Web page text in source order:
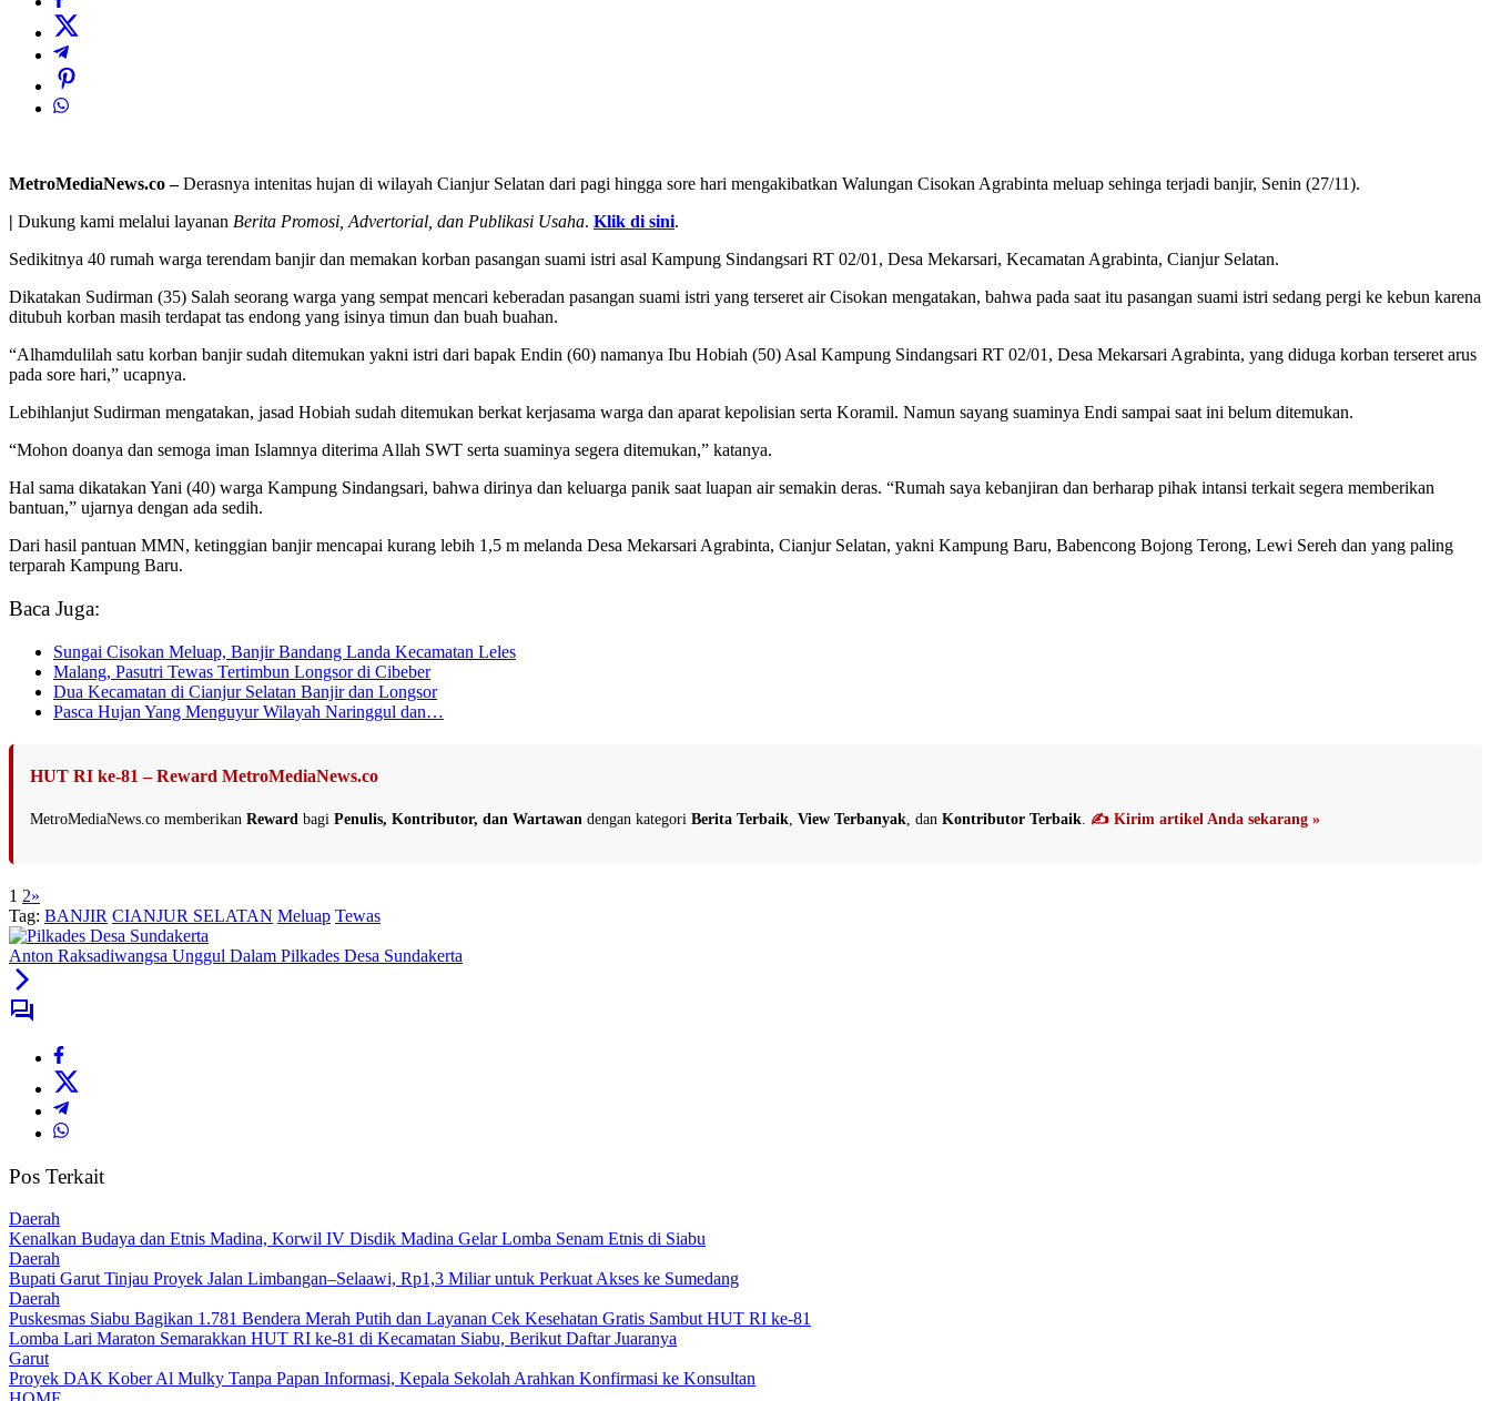
MetroMediaNews.co –Derasnya intenitas hujan di wilayah Cianjur Selatan dari pagi hingga sore hari mengakibatkan Walungan Cisokan Agrabinta meluap sehinga terjadi banjir, Senin (27/11).
| Dukung kami melalui layanan Berita Promosi, Advertorial, dan Publikasi Usaha. Klik di sini.
Sedikitnya 40 rumah warga terendam banjir dan memakan korban pasangan suami istri asal Kampung Sindangsari RT 02/01, Desa Mekarsari, Kecamatan Agrabinta, Cianjur Selatan.
Dikatakan Sudirman (35) Salah seorang warga yang sempat mencari keberadan pasangan suami istri yang terseret air Cisokan mengatakan, bahwa pada saat itu pasangan suami istri sedang pergi ke kebun karena
ditubuh korban masih terdapat tas endong yang isinya timun dan buah buahan.
“Alhamdulilah satu korban banjir sudah ditemukan yakni istri dari bapak Endin (60) namanya Ibu Hobiah (50) Asal Kampung Sindangsari RT 02/01, Desa Mekarsari Agrabinta, yang diduga korban terseret arus
pada sore hari,” ucapnya.
Lebihlanjut Sudirman mengatakan, jasad Hobiah sudah ditemukan berkat kerjasama warga dan aparat kepolisian serta Koramil. Namun sayang suaminya Endi sampai saat ini belum ditemukan.
“Mohon doanya dan semoga iman Islamnya diterima Allah SWT serta suaminya segera ditemukan,” katanya.
Hal sama dikatakan Yani (40) warga Kampung Sindangsari, bahwa dirinya dan keluarga panik saat luapan air semakin deras. “Rumah saya kebanjiran dan berharap pihak intansi terkait segera memberikan
bantuan,” ujarnya dengan ada sedih.
Dari hasil pantuan MMN, ketinggian banjir mencapai kurang lebih 1,5 m melanda Desa Mekarsari Agrabinta, Cianjur Selatan, yakni Kampung Baru, Babencong Bojong Terong, Lewi Sereh dan yang paling
terparah Kampung Baru.
Baca Juga:
Sungai Cisokan Meluap, Banjir Bandang Landa Kecamatan Leles
Malang, Pasutri Tewas Tertimbun Longsor di Cibeber
Dua Kecamatan di Cianjur Selatan Banjir dan Longsor
Pasca Hujan Yang Menguyur Wilayah Naringgul dan…
HUT RI ke-81 – Reward MetroMediaNews.co
MetroMediaNews.co memberikan Reward bagi Penulis, Kontributor, dan Wartawan dengan kategori Berita Terbaik View Terbanyak , dan Kontributor Terbaik ✍️ Kirim artikel Anda sekarang »
1 2»
Tag: BANJIR CIANJUR SELATAN Meluap Tewas
Anton Raksadiwangsa Unggul Dalam Pilkades Desa Sundakerta
Pos Terkait
Daerah
Kenalkan Budaya dan Etnis Madina, Korwil IV Disdik Madina Gelar Lomba Senam Etnis di Siabu
Daerah
Bupati Garut Tinjau Proyek Jalan Limbangan–Selaawi, Rp1,3 Miliar untuk Perkuat Akses ke Sumedang
Daerah
Puskesmas Siabu Bagikan 1.781 Bendera Merah Putih dan Layanan Cek Kesehatan Gratis Sambut HUT RI ke-81
Lomba Lari Maraton Semarakkan HUT RI ke-81 di Kecamatan Siabu, Berikut Daftar Juaranya
Garut
Proyek DAK Kober Al Mulky Tanpa Papan Informasi, Kepala Sekolah Arahkan Konfirmasi ke Konsultan